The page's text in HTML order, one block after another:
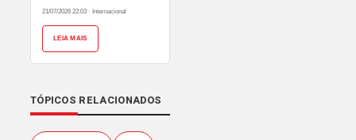
21/07/2026 22:03 · Internacional
LEIA MAIS
TÓPICOS RELACIONADOS